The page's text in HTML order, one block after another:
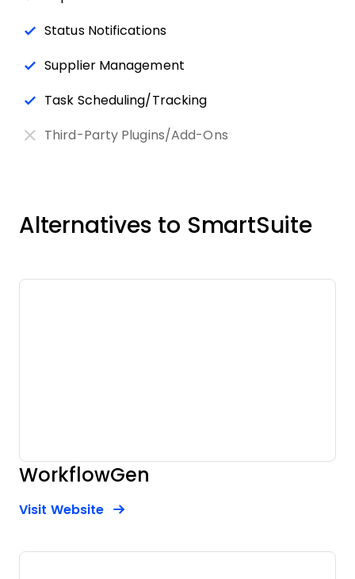
Status Notifications
Supplier Management
Task Scheduling/Tracking
Third-Party Plugins/Add-Ons
Alternatives to SmartSuite
WorkflowGen
Visit WebsiteOpens New Window